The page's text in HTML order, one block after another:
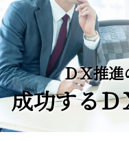
ＤＸ推進
成功する